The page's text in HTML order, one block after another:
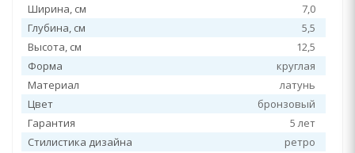
Ширина, см
7,0
Глубина, см
5,5
Высота, см
12,5
Форма
круглая
Материал
латунь
Цвет
бронзовый
Гарантия
5 лет
Стилистика дизайна
ретро